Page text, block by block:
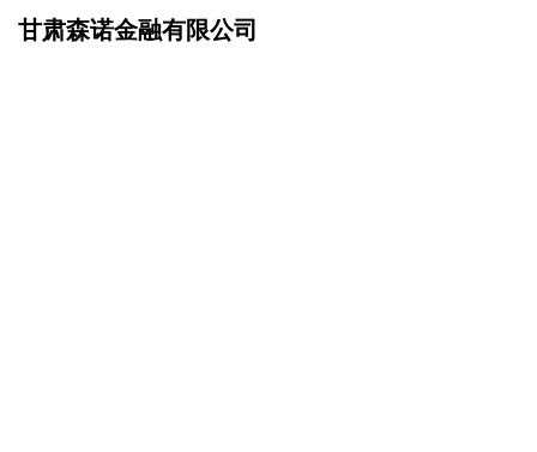
甘肃森诺金融有限公司